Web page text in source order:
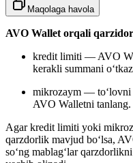
Maqolaga havola
AVO Wallet orqali
kredit limiti — AVO
kerakli summani
mikrozaym — to‘lovni
AVO Walletni tanlang.
Agar kredit limiti yoki
qarzdorlik mavjud bo‘lsa,
so‘ng mablag‘lar